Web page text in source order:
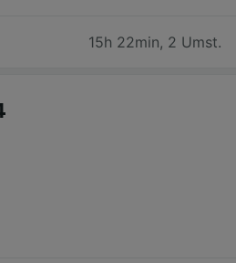
15h 22min, 2 Umst.